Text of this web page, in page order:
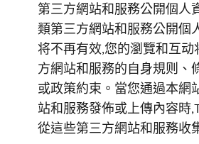
第三方網站和服務公開個人
類第三方網站和服務公開個
将不再有效,您的瀏覽和互动
方網站和服務的自身規则、
或政策約束。當您通過本網
站和服務發佈或上傳內容時
從這些第三方網站和服務收